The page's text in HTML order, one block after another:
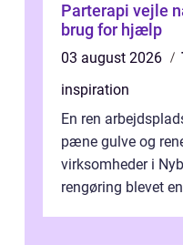
Parterapi vejle når kærligheden har
brug for hjælp
03 august 2026
inspiration
En ren
pæne gulve og
virksomheder i
rengøring blevet